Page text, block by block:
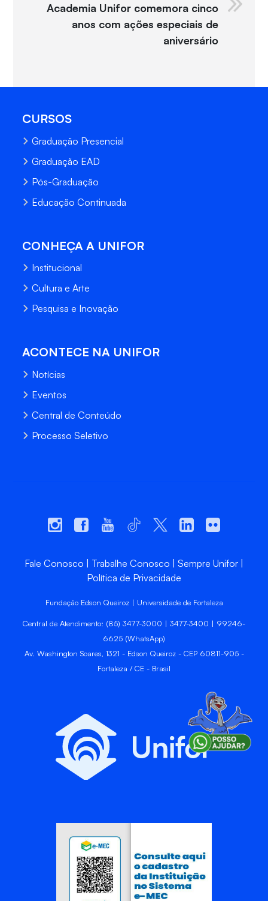
Academia Unifor comemora cinco
anos com ações especiais de
aniversário
CURSOS
Graduação Presencial
Graduação EAD
Pós-Graduação
Educação Continuada
CONHEÇA A UNIFOR
Institucional
Cultura e Arte
Pesquisa e Inovação
ACONTECE NA UNIFOR
Notícias
Eventos
Central de Conteúdo
Processo Seletivo
Fale Conosco Trabalhe Conosco
Sempre Unifor
Política de Privacidade
Fundação Edson Queiroz | Universidade de Fortaleza
Central de Atendimento: (85) 3477-3000 | 3477-3400 | 99246-
6625 (WhatsApp)
Av. Washington Soares, 1321 - Edson Queiroz - CEP 60811-905 -
Fortaleza / CE - Brasil